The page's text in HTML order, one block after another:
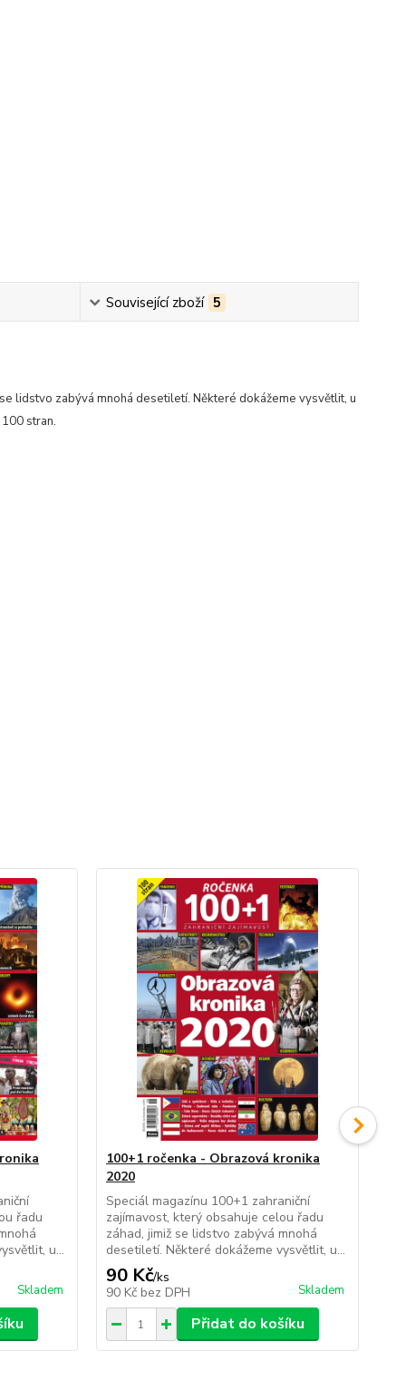
Související zboží 5
lidstvo zabývá mnohá desetiletí. Některé dokážeme vysvětlit, u
stran.
řadu
u...
Skladem
100+1 ročenka - Obrazová kronika
2020
Speciál magazínu 100+1 zahraniční
zajímavost, který obsahuje celou řadu
záhad, jimiž se lidstvo zabývá mnohá
desetiletí. Některé dokážeme vysvětlit, u...
90 Kč/ks
90 Kč bez DPH Skladem
Přidat do košíku